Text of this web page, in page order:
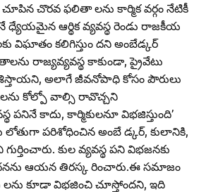
చొరవ ఫలితా లను కార్మిక వర్గం నేటికీ
ధ్యేయమైన ఆర్థిక వ్యవస్థ రెండు రాజకీయ
విఘాతం కలిగిస్తుం దని అంబేడ్కర్‌
రాజ్యవ్యవస్థ కాకుండా, ప్రైవేటు
అలాగే జీవనోపాధి కోసం పౌరులు
కోల్పో వాల్సి రావొచ్చని
పనినే కాదు, కార్మికులనూ విభజిస్తుంది’
పరిశోధించిన అంబే డ్కర్‌, కులానికి,
కుల వ్యవస్థ పని విభజనకు
ఆయన తిరస్క రించారు.ఈ సమాజం
లను కూడా విభజించి చూస్తోందని, ఇది